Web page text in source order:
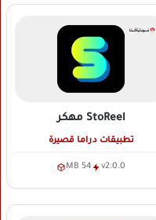
StoReel مهكر
تطبيقات دراما قصيرة
v2.0.0
54 MB